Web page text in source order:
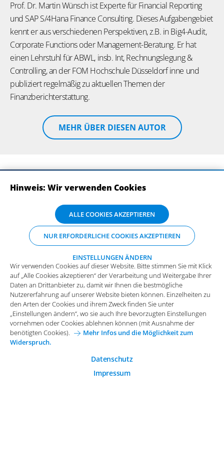
Prof. Dr. Martin Wünsch ist Experte für Financial Reporting
und SAP S/4Hana Finance Consulting. Dieses Aufgabengebiet
kennt er aus verschiedenen Perspektiven, z.B. in Big4-Audit,
Corporate Functions oder Management-Beratung. Er hat
einen Lehrstuhl für ABWL, insb. Int, Rechnungslegung &
Controlling, an der FOM Hochschule Düsseldorf inne und
publiziert regelmäßig zu aktuellen Themen der
Finanzberichterstattung.
MEHR ÜBER DIESEN AUTOR
Impressum Datenschutz
Allgemeine Einkaufsbedingungen
Karriere bei Arvato Systems Kontakt
Wir verwenden Cookies auf dieser Website. Bitte stimmen Sie mit Klick
auf „Alle Cookies akzeptieren“ der Verarbeitung und Weitergabe Ihrer
Daten an Drittanbieter zu, damit wir Ihnen die bestmögliche
Nutzererfahrung auf unserer Website bieten können. Einzelheiten zu
den Arten der Cookies und ihrem Zweck finden Sie unter
„Einstellungen ändern“, wo sie auch Ihre bevorzugten Einstellungen
vornehmen oder Cookies ablehnen können (mit Ausnahme der
benötigten Cookies).
Mehr Infos und die Möglichkeit zum
Widerspruch.
Datenschutz
Impressum
Hinweis: Wir verwenden Cookies
ALLE COOKIES AKZEPTIEREN
NUR ERFORDERLICHE COOKIES AKZEPTIEREN
EINSTELLUNGEN ÄNDERN
Wir verwenden Cookies auf dieser Website. Bitte stimmen Sie mit Klick
auf „Alle Cookies akzeptieren“ der Verarbeitung und Weitergabe Ihrer
Daten an Drittanbieter zu, damit wir Ihnen die bestmögliche
Nutzererfahrung auf unserer Website bieten können. Einzelheiten zu
den Arten der Cookies und ihrem Zweck finden Sie unter
„Einstellungen ändern“, wo sie auch Ihre bevorzugten Einstellungen
vornehmen oder Cookies ablehnen können (mit Ausnahme der
benötigten Cookies).
Mehr Infos und die Möglichkeit zum
Widerspruch.
Funktionale Cookies
Diese Cookies sind essenziell wichtig für die einwandfreie
Funktion der Website.
Analytische Cookies
Analytische Cookies werden verwendet, um das